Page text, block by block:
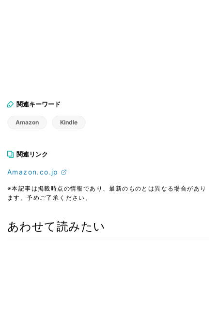
関連キーワード
Amazon Kindle
関連リンク
Amazon.co.jp
※本記事は掲載時点の情報であり、最新のものとは異なる場合があり
ます。予めご了承ください。
あわせて読みたい